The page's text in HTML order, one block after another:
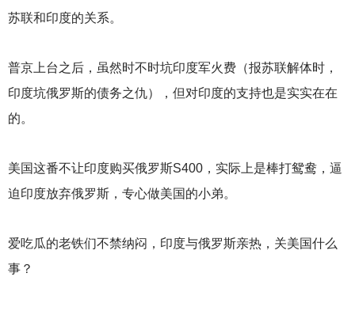
苏联和印度的关系。
普京上台之后，虽然时不时坑印度军火费（报苏联解体时，
印度坑俄罗斯的债务之仇），但对印度的支持也是实实在在
的。
美国这番不让印度购买俄罗斯S400，实际上是棒打鸳鸯，逼
迫印度放弃俄罗斯，专心做美国的小弟。
爱吃瓜的老铁们不禁纳闷，印度与俄罗斯亲热，关美国什么
事？